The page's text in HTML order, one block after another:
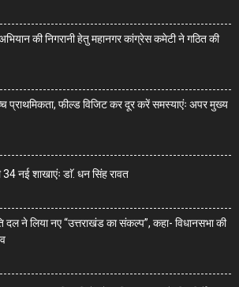
की निगरानी हेतु महानगर कांग्रेस कमेटी ने गठित की
प्राथमिकता, फील्ड विजिट कर दूर करें समस्याएंः अपर मुख्य
नई शाखाएंः डाॅ. धन सिंह रावत
दल ने लिया नए “उत्तराखंड का संकल्प”, कहा- विधानसभा की